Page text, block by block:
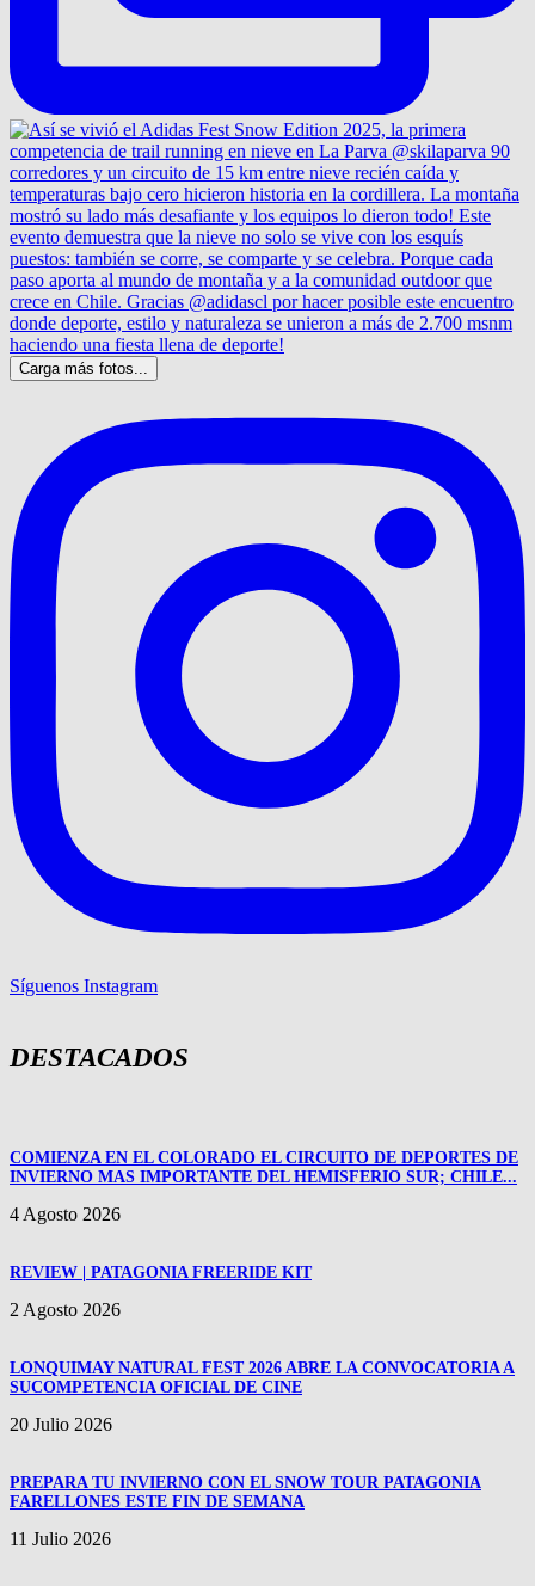
Carga más fotos...
Síguenos Instagram
DESTACADOS
COMIENZA EN EL COLORADO EL CIRCUITO DE DEPORTES DE
INVIERNO MAS IMPORTANTE DEL HEMISFERIO SUR; CHILE...
4 Agosto 2026
REVIEW | PATAGONIA FREERIDE KIT
2 Agosto 2026
LONQUIMAY NATURAL FEST 2026 ABRE LA CONVOCATORIA A
SUCOMPETENCIA OFICIAL DE CINE
20 Julio 2026
PREPARA TU INVIERNO CON EL SNOW TOUR PATAGONIA
FARELLONES ESTE FIN DE SEMANA
11 Julio 2026